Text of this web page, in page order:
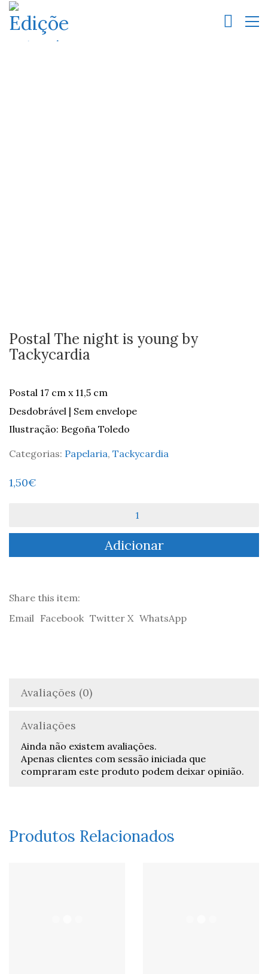
Postal The night is young by
Tackycardia
Postal 17 cm x 11,5 cm
Desdobrável | Sem envelope
Ilustração: Begoña Toledo
Categorias: Papelaria, Tackycardia
1,50€
Postal
night
by
Adicionar
Share this item:
Email Facebook Twitter X WhatsApp
Avaliações (0)
Avaliações
Ainda não existem avaliações.
Apenas clientes com sessão iniciada que
compraram este produto podem deixar opinião.
Produtos Relacionados